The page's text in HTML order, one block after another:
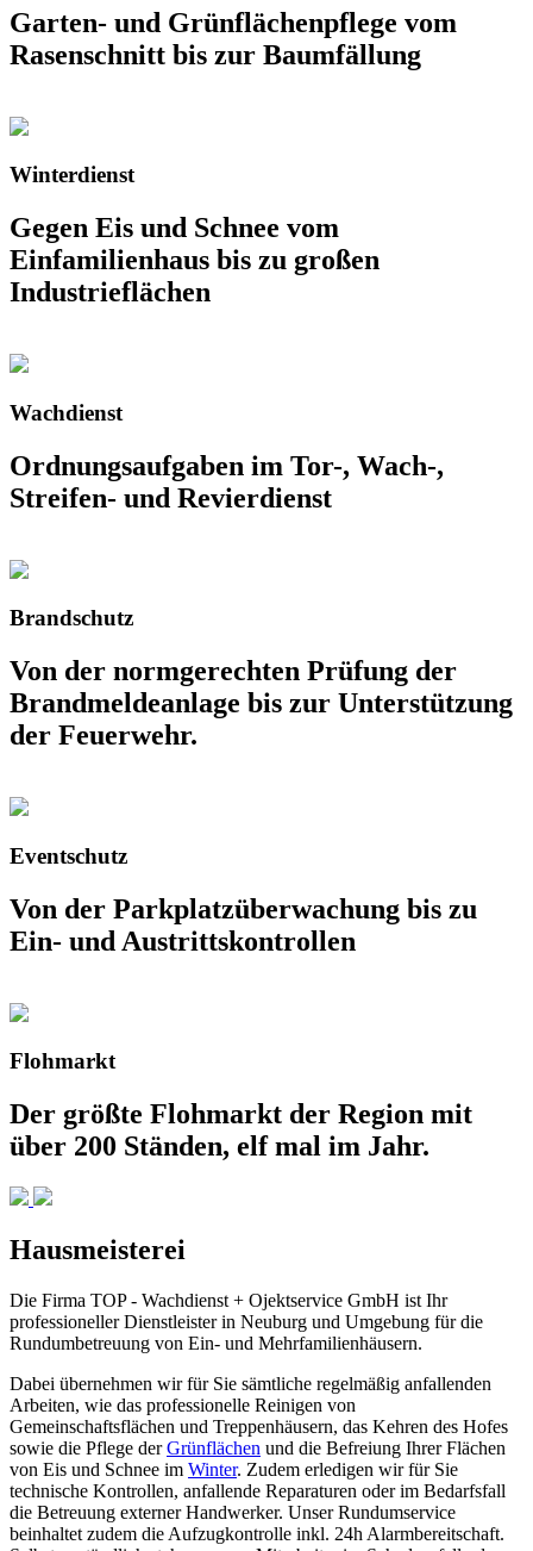
Garten- und Grünflächenpflege vom
Rasenschnitt bis zur Baumfällung
Winterdienst
Gegen Eis und Schnee vom
Einfamilienhaus bis zu großen
Industrieflächen
Wachdienst
Ordnungsaufgaben im Tor-, Wach-,
Streifen- und Revierdienst
Brandschutz
Von der normgerechten Prüfung der
Brandmeldeanlage bis zur Unterstützung
der Feuerwehr.
Eventschutz
Von der Parkplatzüberwachung bis zu
Ein- und Austrittskontrollen
Flohmarkt
Der größte Flohmarkt der Region mit
über 200 Ständen, elf mal im Jahr.
Hausmeisterei
Die Firma TOP - Wachdienst + Ojektservice GmbH ist Ihr
professioneller Dienstleister in Neuburg und Umgebung für die
Rundumbetreuung von Ein- und Mehrfamilienhäusern.
Dabei übernehmen wir für Sie sämtliche regelmäßig anfallenden
Arbeiten, wie das professionelle Reinigen von
Gemeinschaftsflächen und Treppenhäusern, das Kehren des Hofes
sowie die Pflege derGrünflächen und die Befreiung Ihrer Flächen
von Eis und Schnee im Winter. Zudem erledigen wir für Sie
technische Kontrollen, anfallende Reparaturen oder im Bedarfsfall
die Betreuung externer Handwerker. Unser Rundumservice
beinhaltet zudem die Aufzugkontrolle inkl. 24h Alarmbereitschaft.